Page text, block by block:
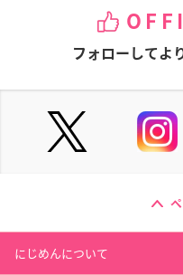
フォローしてよ
にじめんについて